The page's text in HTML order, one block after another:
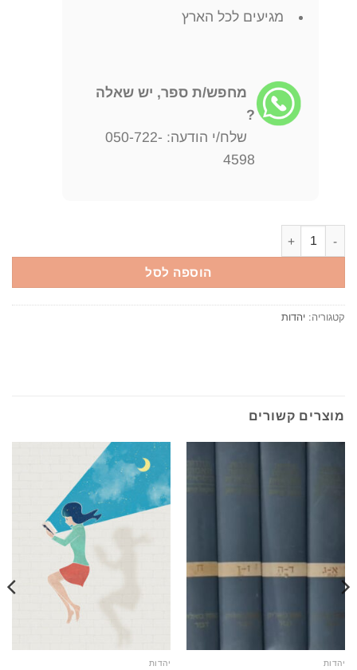
מגיעים לכל הארץ
מחפש/ת ספר, יש שאלה
?
שלח/י הודעה: 050-722-
4598
הוספה לסל
קטגוריה: יהדות
מוצרים קשורים
יהדות יהדות